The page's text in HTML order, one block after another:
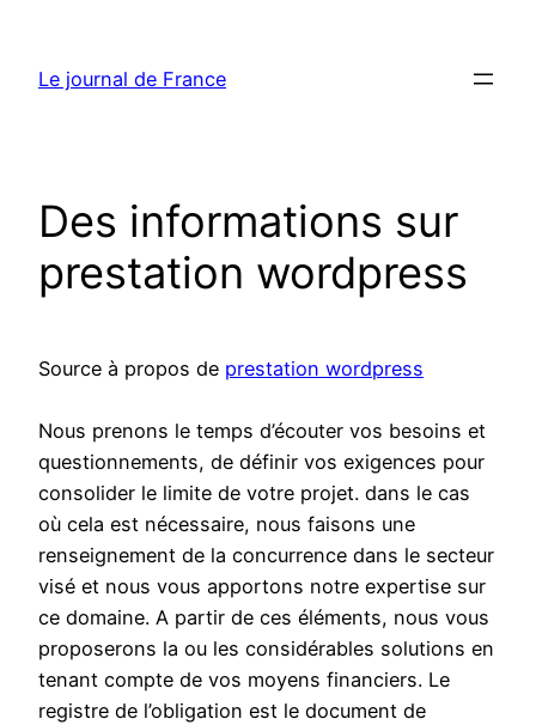
contenu
Le journal de France
Des informations sur
prestation wordpress
Source à propos de prestation wordpress
Nous prenons le temps d’écouter vos besoins et
questionnements, de définir vos exigences pour
consolider le limite de votre projet. dans le cas
où cela est nécessaire, nous faisons une
renseignement de la concurrence dans le secteur
visé et nous vous apportons notre expertise sur
ce domaine. A partir de ces éléments, nous vous
proposerons la ou les considérables solutions en
tenant compte de vos moyens financiers. Le
registre de l’obligation est le document de